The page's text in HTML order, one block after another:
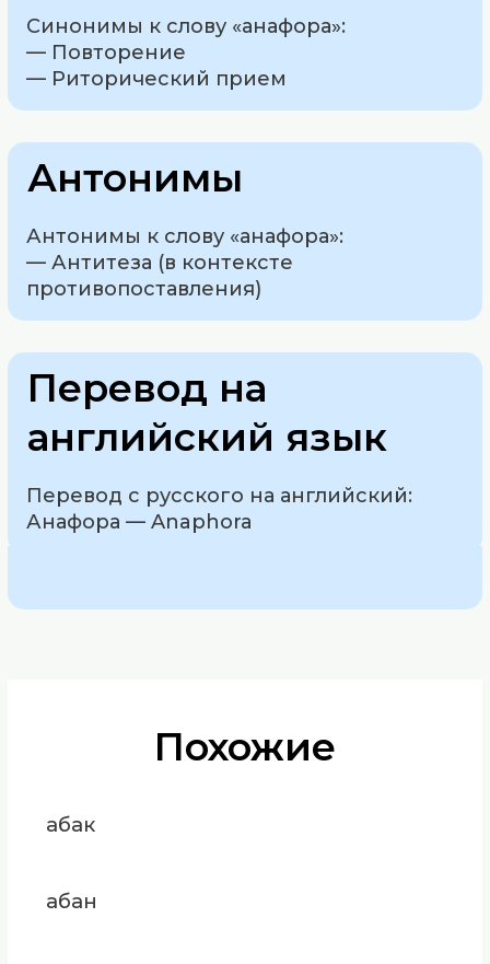
Синонимы к слову «анафора»:
— Повторение
— Риторический прием
Антонимы
Антонимы к слову «анафора»:
— Антитеза (в контексте
противопоставления)
Перевод на
английский язык
Перевод с русского на английский:
Анафора — Anaphora
Похожие
абак
абан